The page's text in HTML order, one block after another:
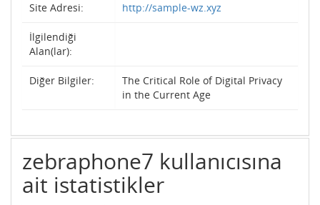
Site Adresi: http://sample-wz.xyz
İlgilendiği
Alan(lar):
Diğer Bilgiler:
The Critical Role of Digital Privacy
in the Current Age
zebraphone7 kullanıcısına
ait istatistikler